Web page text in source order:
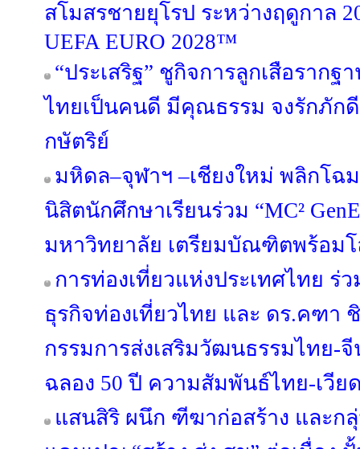
สโมสรชายยุโรป ระหว่างฤดูกาล
UEFA EURO 2028™
“ประเสริฐ” ชูกิจการลูกเสือราก
ไทยเป็นคนดี มีคุณธรรม จงรักภัก
กษัตริย์
มหิดล–จุฬาฯ –เชียงใหม่ พลิกโฉ
นิสิตนักศึกษาเรียนร่วม “MC²
มหาวิทยาลัย เตรียมบัณฑิตพร้อม
การท่องเที่ยวแห่งประเทศไทย ร่
ธุรกิจท่องเที่ยวไทย และ ดร.คฑ
กรรมการส่งเสริมวัฒนธรรมไทย-
ฉลอง 50 ปี ความสัมพันธ์ไทย-เวีย
แสนสิริ ผนึก ฑีฆาก่อสร้าง และก